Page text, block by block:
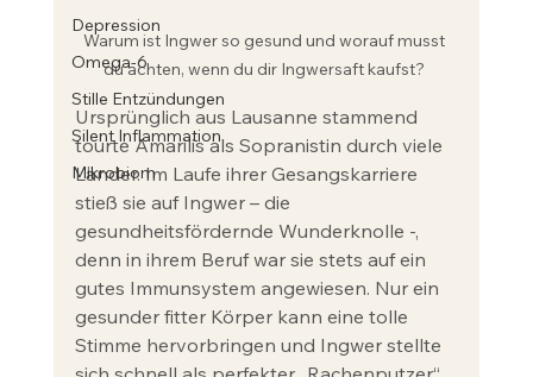
Depression
Omega-6
Stille Entzündungen
Silent Inflammation
Mikrobiom
Warum ist Ingwer so gesund und worauf musst
du achten, wenn du dir Ingwersaft kaufst?
Ursprünglich aus Lausanne stammend
tourte Amarilis als Sopranistin durch viele
Länder. Im Laufe ihrer Gesangskarriere
stieß sie auf Ingwer – die
gesundheitsfördernde Wunderknolle -,
denn in ihrem Beruf war sie stets auf ein
gutes Immunsystem angewiesen. Nur ein
gesunder fitter Körper kann eine tolle
Stimme hervorbringen und Ingwer stellte